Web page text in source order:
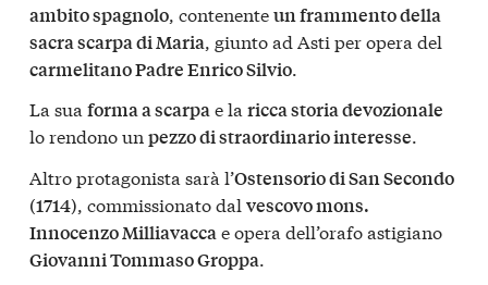
ambito spagnolo , contenenteun frammento della
sacra scarpa di Maria , giunto ad Asti per opera del
carmelitano Padre Enrico Silvio
La sua forma a scarpae la ricca storia devozionale
lo rendono un pezzo di straordinario interesse.
Altro protagonista sarà l’Ostensorio di San Secondo
(1714), commissionato dal vescovo mons.
Innocenzo Milliavaccae opera dell’orafo astigiano
Giovanni Tommaso Groppa.